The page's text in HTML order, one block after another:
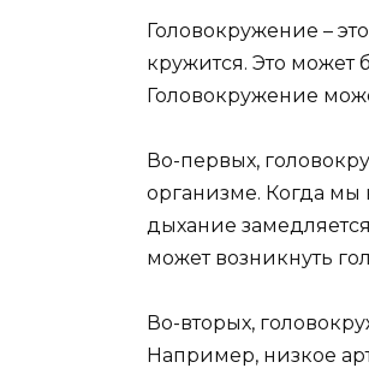
Головокружение –
кружится. Это
Головокружение
Во-первых,
организме. Когда мы
дыхание
может возникнуть
Во-вторых,
Например, низкое